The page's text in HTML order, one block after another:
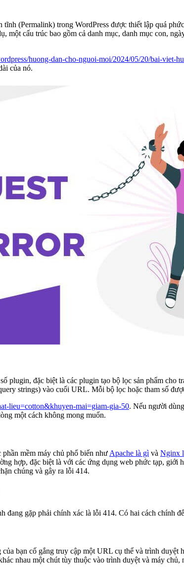
(Permalink) trong WordPress được thiết lập quá
một cấu trúc bao gồm cả danh mục, danh mục con,
huong-dan-cho-nguoi-moi/2024/05/20/bai-viet-
của nó.
plugin, đặc biệt là các plugin tạo bộ lọc sản phẩm
strings) vào cuối URL. Mỗi bộ lọc hoặc tham số
lieu=cotton&khuyen-mai=giam-gia-50. Nếu người
một cách không mong muốn.
mềm máy chủ phổ biến như Apache là gì và Nginx
hợp, đặc biệt là với các ứng dụng web phức tạp,
chúng và gây ra lỗi 414.
đang gặp phải chính xác là lỗi 414. Có hai cách chính
bạn cố gắng truy cập một URL cụ thể và trình
nhau một chút tùy thuộc vào trình duyệt và máy